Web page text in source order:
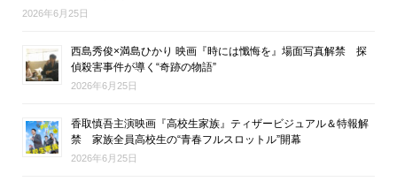
2026年6月25日
西島秀俊×満島ひかり 映画『時には懺悔を』場面写真解禁 探
偵殺害事件が導く“奇跡の物語”
2026年6月25日
香取慎吾主演映画『高校生家族』ティザービジュアル＆特報解
禁 家族全員高校生の“青春フルスロットル”開幕
2026年6月25日